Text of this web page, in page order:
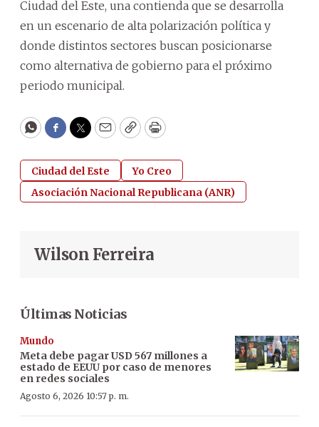
Ciudad del Este, una contienda que se desarrolla
en un escenario de alta polarización política y
donde distintos sectores buscan posicionarse
como alternativa de gobierno para el próximo
periodo municipal.
WhatsApp
Facebook
Twitter
EmailCopyPrint
Ciudad del Este
Yo Creo
Asociación Nacional Republicana (ANR)
Wilson Ferreira
Últimas Noticias
Mundo
Meta debe pagar USD 567 millones a
estado de EEUU por caso de menores
en redes sociales
Agosto 6, 2026 10:57 p. m.